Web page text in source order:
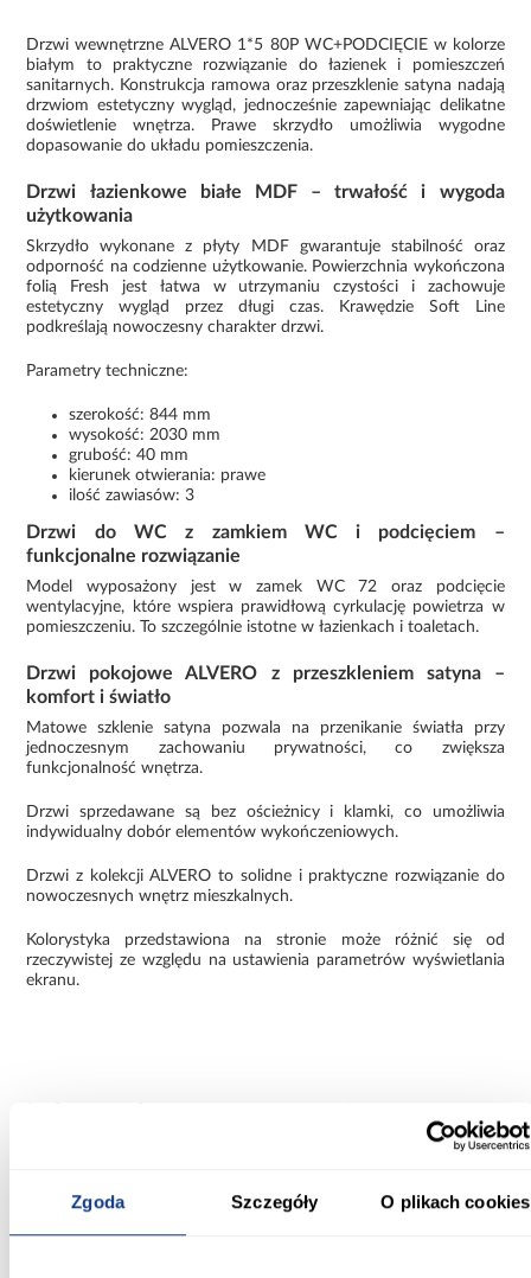
Zgoda Szczegóły O plikach cookies
Drzwi wewnętrzne ALVERO 1*5 80P WC+PODCIĘCIE w kolorze
białym to praktyczne rozwiązanie do łazienek i pomieszczeń
sanitarnych. Konstrukcja ramowa oraz przeszklenie satyna nadają
drzwiom estetyczny wygląd, jednocześnie zapewniając delikatne
doświetlenie wnętrza. Prawe skrzydło umożliwia wygodne
dopasowanie do układu pomieszczenia.
Drzwi łazienkowe białe MDF – trwałość i wygoda
użytkowania
Skrzydło wykonane z płyty MDF gwarantuje stabilność oraz
odporność na codzienne użytkowanie. Powierzchnia wykończona
folią Fresh jest łatwa w utrzymaniu czystości i zachowuje
estetyczny wygląd przez długi czas. Krawędzie Soft Line
podkreślają nowoczesny charakter drzwi.
Parametry techniczne:
szerokość: 844 mm
wysokość: 2030 mm
grubość: 40 mm
kierunek otwierania: prawe
ilość zawiasów: 3
Drzwi do WC z zamkiem WC i podcięciem –
funkcjonalne rozwiązanie
Model wyposażony jest w zamek WC 72 oraz podcięcie
wentylacyjne, które wspiera prawidłową cyrkulację powietrza w
pomieszczeniu. To szczególnie istotne w łazienkach i toaletach.
Drzwi pokojowe ALVERO z przeszkleniem satyna –
komfort i światło
Matowe szklenie satyna pozwala na przenikanie światła przy
jednoczesnym zachowaniu prywatności, co zwiększa
funkcjonalność wnętrza.
Drzwi sprzedawane są bez ościeżnicy i klamki, co umożliwia
indywidualny dobór elementów wykończeniowych.
Drzwi z kolekcji ALVERO to solidne i praktyczne rozwiązanie do
nowoczesnych wnętrz mieszkalnych.
Kolorystyka przedstawiona na stronie może różnić się od
rzeczywistej ze względu na ustawienia parametrów wyświetlania
ekranu.
Informacje o
Szerokość [mm]: